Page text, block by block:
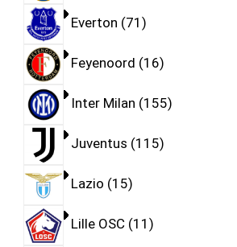
Everton 71
Feyenoord 16
Inter Milan 155
Juventus 115
Lazio 15
Lille OSC 11